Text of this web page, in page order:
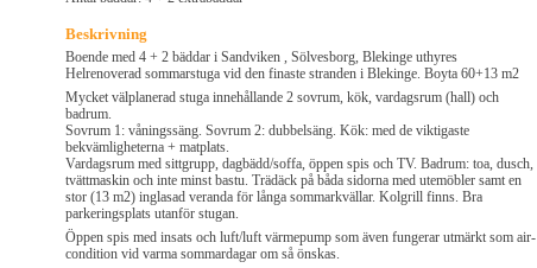
Beskrivning
Boende med 4 + 2 bäddar i Sandviken , Sölvesborg, Blekinge uthyres
Helrenoverad sommarstuga vid den finaste stranden i Blekinge. Boyta 60+13 m2
Mycket välplanerad stuga innehållande 2 sovrum, kök, vardagsrum (hall) och
badrum.
Sovrum 1: våningssäng. Sovrum 2: dubbelsäng. Kök: med de viktigaste
bekvämligheterna + matplats.
Vardagsrum med sittgrupp, dagbädd/soffa, öppen spis och TV. Badrum: toa, dusch,
tvättmaskin och inte minst bastu. Trädäck på båda sidorna med utemöbler samt en
stor (13 m2) inglasad veranda för långa sommarkvällar. Kolgrill finns. Bra
parkeringsplats utanför stugan.
Öppen spis med insats och luft/luft värmepump som även fungerar utmärkt som air-
condition vid varma sommardagar om så önskas.